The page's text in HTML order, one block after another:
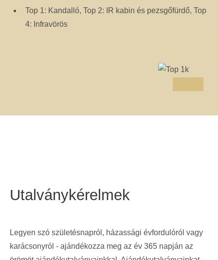
Top 1: Kandalló, Top 2: IR kabin és pezsgőfürdő, Top
4: Infravörös
Utalványkérelmek
Legyen szó születésnapról, házassági évfordulóról vagy
karácsonyról - ajándékozza meg az év 365 napján az